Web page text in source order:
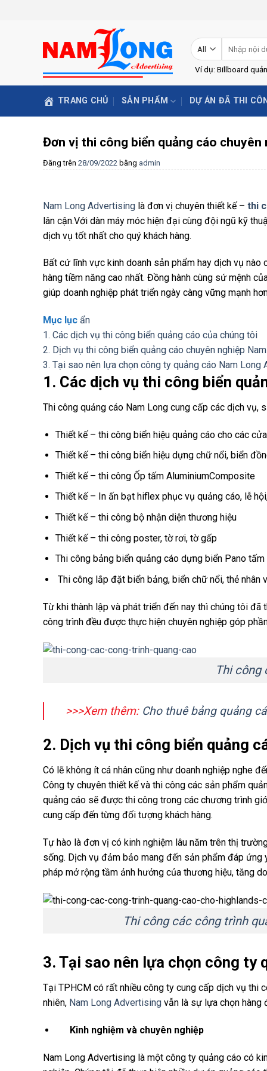
kiếm:
Ví dụ: Billboard
TRANG CHỦ SẢN PHẨM DỰ ÁN ĐÃ THI
Đơn vị thi công biển quảng cáo chuyên
Đăng trên 28/09/2022 bằng admin
Nam Long Advertising là đơn vị chuyên thiết kế – thi
lân cận.Với dàn máy móc hiện đại cùng đội ngũ kỹ
dịch vụ tốt nhất cho quý khách hàng.
Bất cứ lĩnh vực kinh doanh sản phẩm hay dịch vụ
hàng tiềm năng cao nhất. Đồng hành cùng sứ mệnh
giúp doanh nghiệp phát triển ngày càng vững mạnh
Mục lục ẩn
1. Các dịch vụ thi công biển quảng cáo của chúng tôi
2. Dịch vụ thi công biển quảng cáo chuyên nghiệp
3. Tại sao nên lựa chọn công ty quảng cáo Nam Long
1. Các dịch vụ thi công biển
Thi công quảng cáo Nam Long cung cấp các dịch vụ,
Thiết kế – thi công biển hiệu quảng cáo cho các
Thiết kế – thi công biển hiệu dựng chữ nổi, biển
Thiết kế – thi công Ốp tấm AluminiumComposite
Thiết kế – In ấn bạt hiflex phục vụ quảng cáo, lễ
Thiết kế – thi công bộ nhận diện thương hiệu
Thiết kế – thi công poster, tờ rơi, tờ gấp
Thi công bảng biển quảng cáo dựng biển Pano
Thi công lắp đặt biển bảng, biển chữ nổi, thẻ nhân
Từ khi thành lập và phát triển đến nay thì chúng tôi
công trình đều được thực hiện chuyên nghiệp góp
Thi công
>>>Xem thêm: Cho thuê bảng quảng
2. Dịch vụ thi công biển quảng
Có lẽ không ít cá nhân cũng như doanh nghiệp nghe
Công ty chuyên thiết kế và thi công các sản phẩm
quảng cáo sẽ được thi công trong các chương trình
cung cấp đến từng đối tượng khách hàng.
Tự hào là đơn vị có kinh nghiệm lâu năm trên thị
sống. Dịch vụ đảm bảo mang đến sản phẩm đáp
pháp mở rộng tầm ảnh hưởng của thương hiệu, tăng
Thi công các công trình
3. Tại sao nên lựa chọn công ty
Tại TPHCM có rất nhiều công ty cung cấp dịch vụ thi
nhiên, Nam Long Advertising vẫn là sự lựa chọn hàng
Kinh nghiệm và chuyên nghiệp
Nam Long Advertising là một công ty quảng cáo có